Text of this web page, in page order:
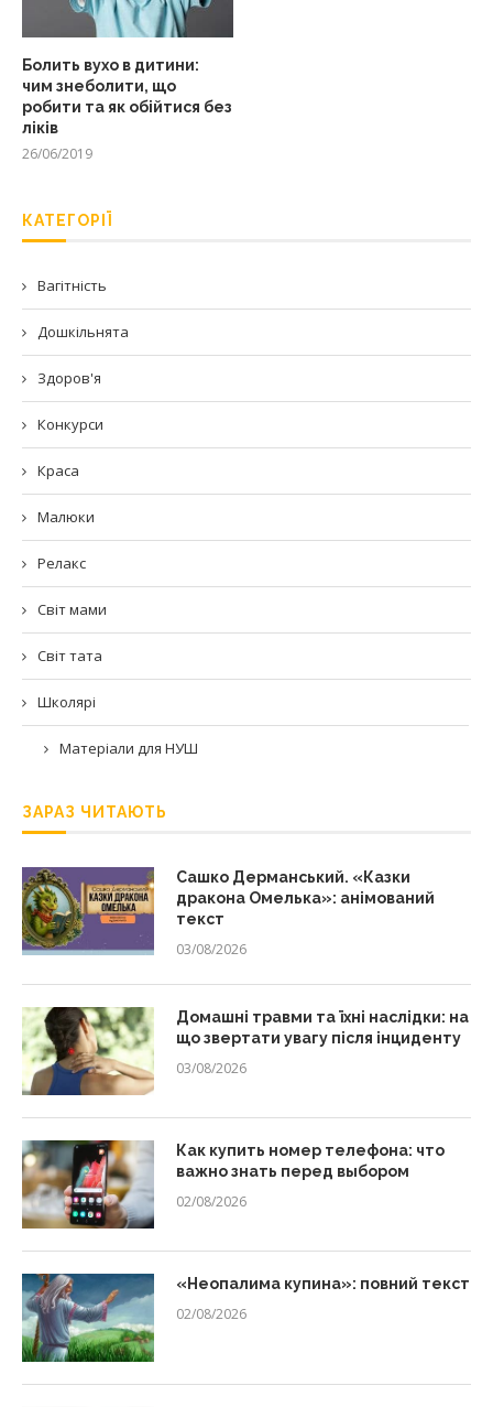
Болить вухо в дитини:
чим знеболити, що
робити та як обійтися без
ліків
26/06/2019
КАТЕГОРІЇ
Вагітність
Дошкільнята
Здоров'я
Конкурси
Краса
Малюки
Релакс
Світ мами
Світ тата
Школярі
Матеріали для НУШ
ЗАРАЗ ЧИТАЮТЬ
Сашко Дерманський. «Казки
дракона Омелька»: анімований
текст
03/08/2026
Домашні травми та їхні наслідки: на
що звертати увагу після інциденту
03/08/2026
Как купить номер телефона: что
важно знать перед выбором
02/08/2026
«Неопалима купина»: повний текст
02/08/2026